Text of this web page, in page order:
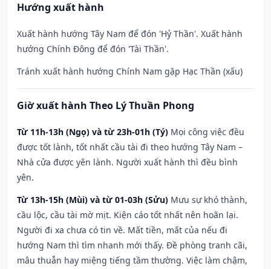
Hướng xuất hành
Xuất hành hướng Tây Nam để đón 'Hỷ Thần'. Xuất hành
hướng Chính Đông để đón 'Tài Thần'.
Tránh xuất hành hướng Chính Nam gặp Hạc Thần (xấu)
Giờ xuất hành Theo Lý Thuần Phong
Từ 11h-13h (Ngọ) và từ 23h-01h (Tý) Mọi công việc đều
được tốt lành, tốt nhất cầu tài đi theo hướng Tây Nam –
Nhà cửa được yên lành. Người xuất hành thì đều bình
yên.
Từ 13h-15h (Mùi) và từ 01-03h (Sửu) Mưu sự khó thành,
cầu lộc, cầu tài mờ mịt. Kiện cáo tốt nhất nên hoãn lại.
Người đi xa chưa có tin về. Mất tiền, mất của nếu đi
hướng Nam thì tìm nhanh mới thấy. Đề phòng tranh cãi,
mâu thuẫn hay miệng tiếng tầm thường. Việc làm chậm,